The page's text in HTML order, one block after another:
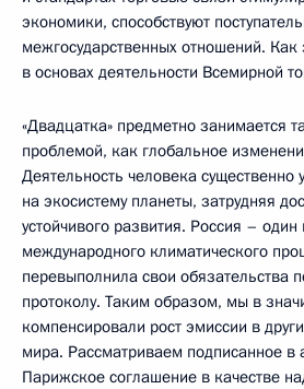
экономики, способствуют
межгосударственных отношений.
в основах деятельности Всемирной
«Двадцатка» предметно занимается
проблемой, как глобальное
Деятельность человека существенно
на экосистему планеты, затрудняя
устойчивого развития. Россия –
международного климатического
перевыполнила свои обязательства
протоколу. Таким образом, мы в
компенсировали рост эмиссии в
мира. Рассматриваем подписанное в
Парижское соглашение в качестве